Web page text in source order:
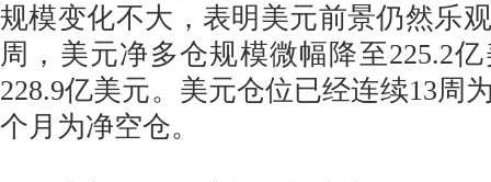
规模变化不大，表明美元前景仍然乐
周，美元净多仓规模微幅降至225.2
228.9亿美元。美元仓位已经连续13周
个月为净空仓。